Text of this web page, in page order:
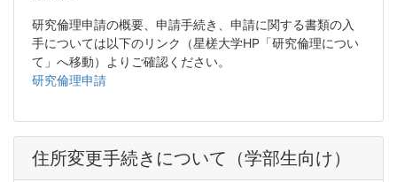
研究倫理申請の概要、申請手続き、申請に関する書類の入
手については以下のリンク（星槎大学HP「研究倫理につい
て」 へ移動）よりご確認ください。
研究倫理申請
住所変更手続きについて（学部生向け）